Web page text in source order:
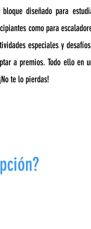
diseñado para
como para
especiales y
a premios. Todo ello en
te lo pierdas!